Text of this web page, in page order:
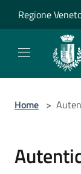
Regione
Home >